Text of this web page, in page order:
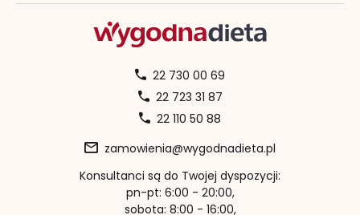
22 730 00 69
22 723 31 87
22 110 50 88
zamowienia@wygodnadieta.pl
Konsultanci są do Twojej dyspozycji:
pn-pt: 6:00 - 20:00,
sobota: 8:00 - 16:00,